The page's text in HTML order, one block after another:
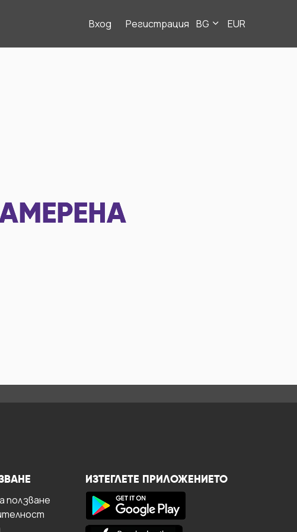
Вход Регистрация BG EUR
ползване
ИЗТЕГЛЕТЕ ПРИЛОЖЕНИЕТО